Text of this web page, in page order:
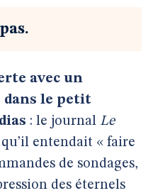
avec un
le petit
: le journal Le
entendait « faire
de sondages,
des éternels